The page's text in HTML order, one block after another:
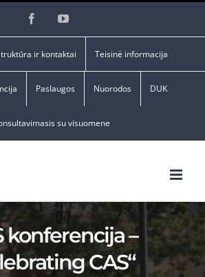
FacebookYouTube
ir kontaktai Teisinė informacija
Paslaugos Nuorodos DUK
su visuomene
konferencija –
CAS“